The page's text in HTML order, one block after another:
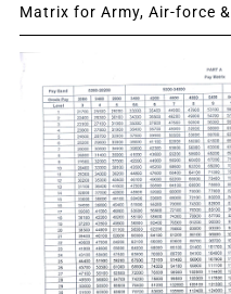
Matrix for Army, Air-force